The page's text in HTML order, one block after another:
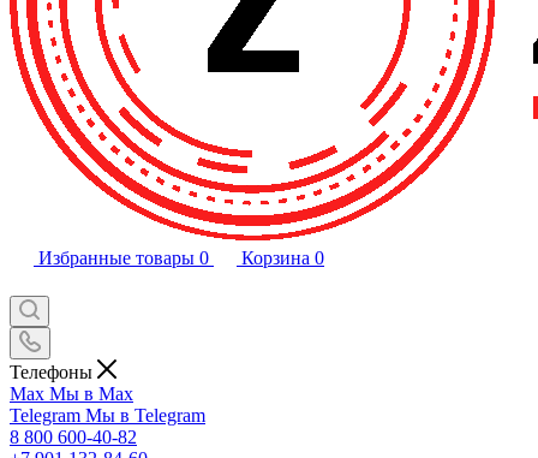
Избранные товары 0 Корзина 0
Телефоны
Max Мы в Max
Telegram Мы в Telegram
8 800 600-40-82